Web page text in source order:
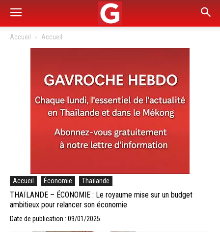
Accueil Accueil
Accueil Économie Thaïlande
THAÏLANDE – ÉCONOMIE : Le royaume mise sur un budget
ambitieux pour relancer son économie
Date de publication : 09/01/2025